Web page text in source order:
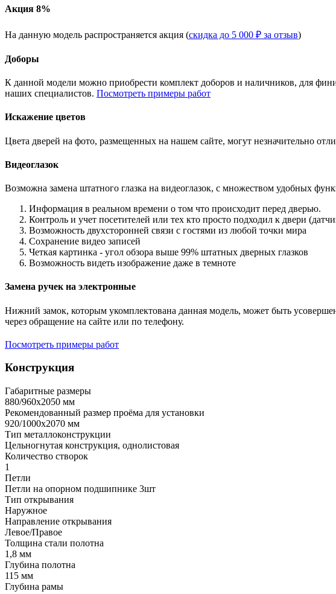
Акция 8%
На данную модель распространяется акция (скидка до 5 000 ₽ за отзыв)
Доборы
К данной модели можно приобрести комплект доборов и наличников, для
наших специалистов. Посмотреть примеры работ
Искажение цветов
Цвета дверей на фото, размещенных на нашем сайте, могут незначительно
Видеоглазок
Возможна замена штатного глазка на видеоглазок, с множеством удобных
Информация в реальном времени о том что происходит перед дверью.
Контроль и учет посетителей или тех кто просто подходил к двери
Возможность двухсторонней связи с гостями из любой точки мира
Сохранение видео записей
Четкая картинка - угол обзора выше 99% штатных дверных глазков
Возможность видеть изображение даже в темноте
Замена ручек на электронные
Нижний замок, которым укомплектована данная модель, может быть
через обращение на сайте или по телефону.
Посмотреть примеры работ
Конструкция
Габаритные размеры
880/960х2050 мм
Рекомендованный размер проёма для установки
920/1000х2070 мм
Тип металлоконструкции
Цельногнутая конструкция, однолистовая
Количество створок
1
Петли
Петли на опорном подшипнике 3шт
Тип открывания
Наружное
Направление открывания
Левое/Правое
Толщина стали полотна
1,8 мм
Глубина полотна
115 мм
Глубина рамы